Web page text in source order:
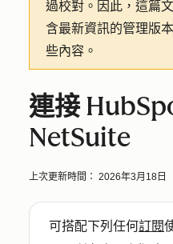
過校對。因此，這篇
含最新資訊的管理版
些內容。
連接
NetSuite
上次更新時間： 2026年3月18日
可搭配下列任何訂閱